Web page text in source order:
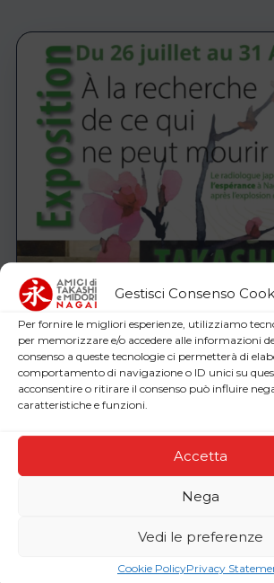
Gestisci Consenso
Per fornire le migliori esperienze, utilizziamo
per memorizzare e/o accedere alle informazioni
consenso a queste tecnologie ci permetterà di
comportamento di navigazione o ID unici su
acconsentire o ritirare il consenso può influire
caratteristiche e funzioni.
Accetta
Nega
Vedi le preferenze
Cookie PolicyPrivacy